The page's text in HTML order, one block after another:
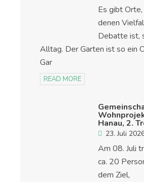
Es gibt Orte,
denen
Debatte ist,
Alltag. Der Garten ist so ein
Gar
READ MORE
Hanau, 2.
23. Juli
Am 08. Juli
ca. 20
dem Ziel,